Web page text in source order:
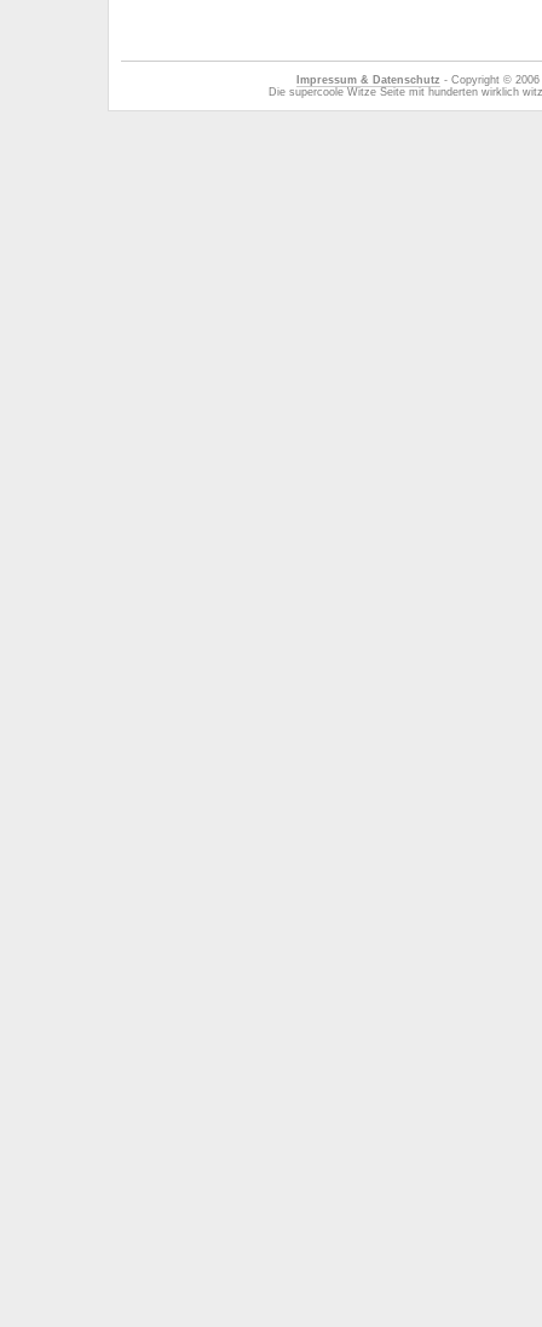
Impressum & Datenschutz - Copyright ©
Die supercoole Witze Seite mit hunderten wirklich